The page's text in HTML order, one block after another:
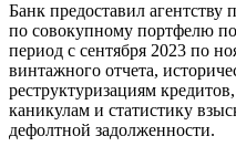
Банк предоставил
по совокупному портфелю
период с сентября 2023 по
винтажного отчета,
реструктуризациям
каникулам и статистику
дефолтной задолженности.